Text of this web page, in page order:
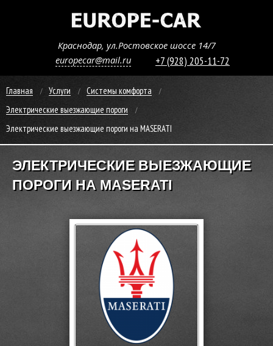
Краснодар, ул.Ростовское шоссе 14/7
europecar@mail.ru
+7 (928) 205-11-72
Главная Услуги
Системы комфорта
Электрические выезжающие пороги
Электрические выезжающие пороги на MASERATI
ЭЛЕКТРИЧЕСКИЕ ВЫЕЗЖАЮЩИЕ
ПОРОГИ НА MASERATI